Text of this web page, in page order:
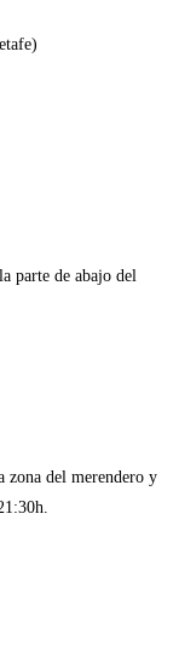
parte de abajo del
zona del merendero y